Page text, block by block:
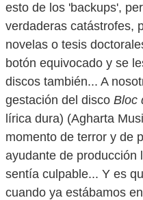
esto de los 'backups',
verdaderas catástrofes,
novelas o tesis
botón equivocado y se
discos también... A
gestación del disco Bloc
lírica dura) (Agharta
momento de terror y de
ayudante de producción
sentía culpable... Y es
cuando ya estábamos